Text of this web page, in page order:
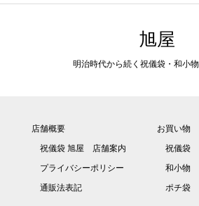
旭屋
明治時代から続く祝儀袋・和小物
店舗概要
祝儀袋 旭屋 店舗案内
プライバシーポリシー
通販法表記
お買い物
祝儀袋
和小物
ポチ袋